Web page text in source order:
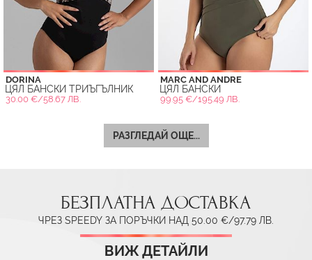
DORINA
ЦЯЛ БАНСКИ ТРИЪГЪЛНИК
30.00 €/58.67 ЛВ.
MARC AND ANDRE
ЦЯЛ БАНСКИ
99.95 €/195.49 ЛВ.
РАЗГЛЕДАЙ ОЩЕ...
БЕЗПЛАТНА ДОСТАВКА
ЧРЕЗ SPEEDY ЗА ПОРЪЧКИ НАД 50.00 €/97.79 ЛВ.
ВИЖ ДЕТАЙЛИ